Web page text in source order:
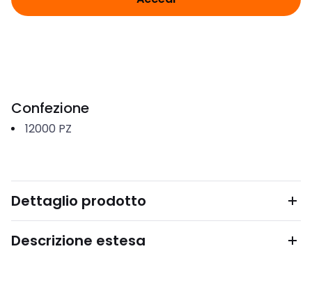
Confezione
12000 PZ
Dettaglio prodotto
Descrizione estesa